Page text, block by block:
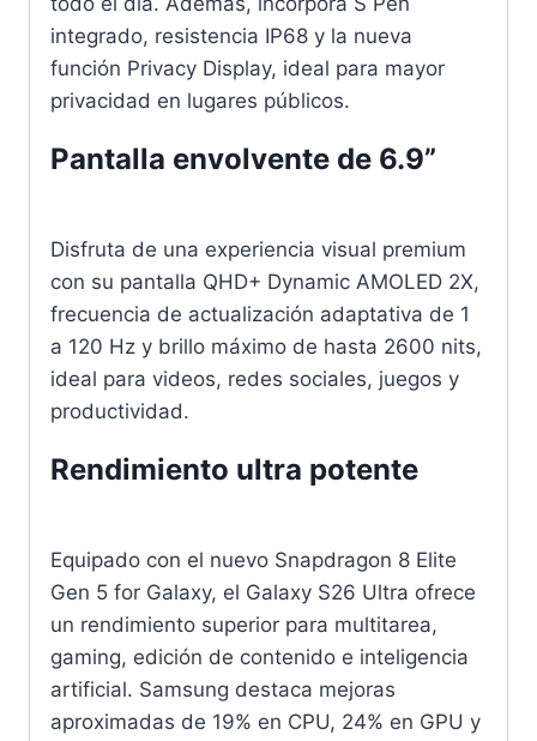
integrado, resistencia IP68 y la nueva
función Privacy Display, ideal para mayor
privacidad en lugares públicos.
Pantalla envolvente de 6.9”
Disfruta de una experiencia visual premium
con su pantalla QHD+ Dynamic AMOLED 2X,
frecuencia de actualización adaptativa de 1
a 120 Hz y brillo máximo de hasta 2600 nits,
ideal para videos, redes sociales, juegos y
productividad.
Rendimiento ultra potente
Equipado con el nuevo Snapdragon 8 Elite
Gen 5 for Galaxy, el Galaxy S26 Ultra ofrece
un rendimiento superior para multitarea,
gaming, edición de contenido e inteligencia
artificial. Samsung destaca mejoras
aproximadas de 19% en CPU, 24% en GPU y